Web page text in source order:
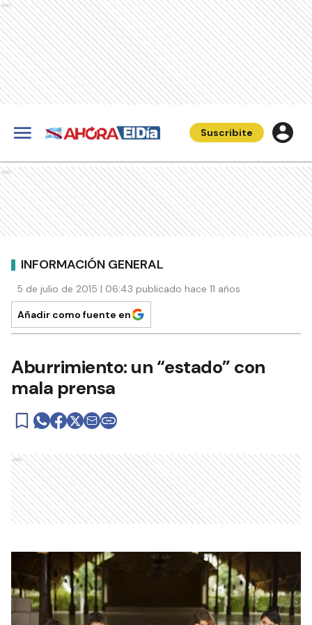
Ads
Suscribite
Ads
INFORMACIÓN GENERAL
5 de julio de 2015 | 06:43 publicado hace 11 años
Añadir como fuente en
Aburrimiento: un “estado” con
mala prensa
Ads